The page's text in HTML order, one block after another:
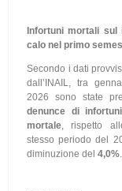
Infortuni mortali sul
calo nel primo
Secondo i dati
dall’INAIL, tra
2026 sono state
denunce di
mortale, rispetto
stesso periodo del
diminuzione del4,0%.